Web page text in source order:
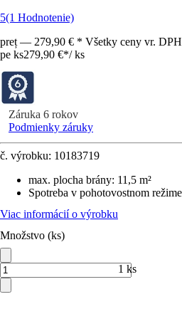
5(1 Hodnotenie)
preț — 279,90 € * Všetky ceny vr. DPH
pe ks279,90 €*/ ks
Záruka 6 rokov
Podmienky záruky
č. výrobku: 10183719
max. plocha brány: 11,5 m²
Spotreba v pohotovostnom
Viac informácií o výrobku
Množstvo (ks)
1 ks